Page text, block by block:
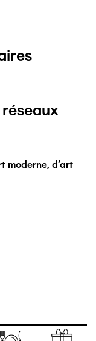
réseaux
moderne, d'art